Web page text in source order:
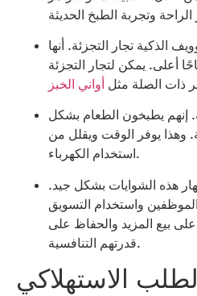
الذكية تجار التجزئة. أنها
أعلى. يمكن لتجار التجزئة
ذات الصلة مثل
إنهم يطبخون الطعام بشكل
وهذا يوفر الوقت ويقلل من
استخدام الكهرباء.
هذه الشوايات بشكل جيد.
واستخدام التسويق
بيع المزيد والحفاظ على
قدرتهم التنافسية.
الاستهلاكي